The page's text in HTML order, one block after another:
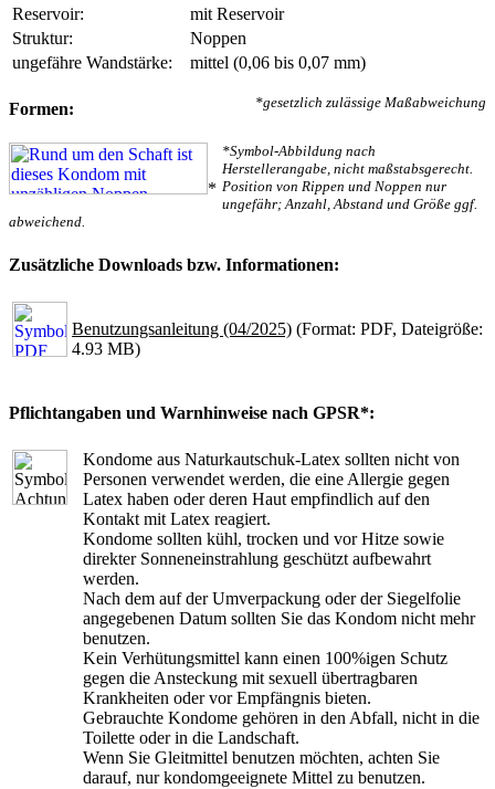
Reservoir:
mit Reservoir
Struktur:
Noppen
ungefähre Wandstärke:
mittel (0,06 bis 0,07 mm)
*gesetzlich zulässige Maßabweichung
Formen:
*
*Symbol-Abbildung nach
Herstellerangabe, nicht maßstabsgerecht.
Position von Rippen und Noppen nur
ungefähr; Anzahl, Abstand und Größe ggf.
abweichend.
Zusätzliche Downloads bzw. Informationen:
Benutzungsanleitung (04/2025) (Format: PDF, Dateigröße:
4.93 MB)
Pflichtangaben und Warnhinweise nach GPSR*:
Kondome aus Naturkautschuk-Latex sollten nicht von
Personen verwendet werden, die eine Allergie gegen
Latex haben oder deren Haut empfindlich auf den
Kontakt mit Latex reagiert.
Kondome sollten kühl, trocken und vor Hitze sowie
direkter Sonneneinstrahlung geschützt aufbewahrt
werden.
Nach dem auf der Umverpackung oder der Siegelfolie
angegebenen Datum sollten Sie das Kondom nicht mehr
benutzen.
Kein Verhütungsmittel kann einen 100%igen Schutz
gegen die Ansteckung mit sexuell übertragbaren
Krankheiten oder vor Empfängnis bieten.
Gebrauchte Kondome gehören in den Abfall, nicht in die
Toilette oder in die Landschaft.
Wenn Sie Gleitmittel benutzen möchten, achten Sie
darauf, nur kondomgeeignete Mittel zu benutzen.